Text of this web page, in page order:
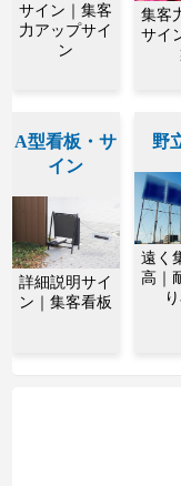
サイン｜集客
力アップサイ
ン
集客
サイ
A型看板・サ
イン
詳細説明サイ
ン｜集客看板
野
遠く
高｜